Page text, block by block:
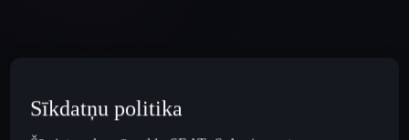
Sīkdatņu politika